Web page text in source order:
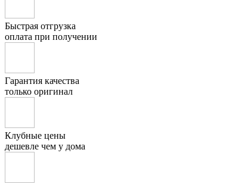
Быстрая отгрузка
оплата при получении
Гарантия качества
только оригинал
Клубные цены
дешевле чем у дома